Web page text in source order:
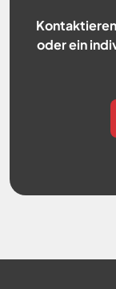
oder ein